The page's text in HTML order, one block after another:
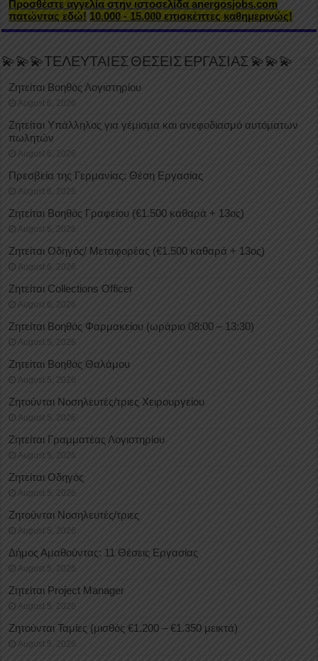
Προσθέστε αγγελία στην ιστοσελίδα anergosjobs.com
πατώντας εδώ! 10.000 - 15.000 επισκέπτες καθημερινώς!
💫💫💫ΤΕΛΕΥΤΑΙΕΣ ΘΕΣΕΙΣ ΕΡΓΑΣΙΑΣ 💫💫💫
Ζητείται Βοηθός Λογιστηρίου
August 6, 2026
Ζητείται Υπάλληλος για γέμισμα και ανεφοδιασμό αυτόματων
πωλητών
August 6, 2026
Πρεσβεία της Γερμανίας: Θέση Εργασίας
August 6, 2026
Ζητείται Βοηθός Γραφείου (€1.500 καθαρά + 13ος)
August 6, 2026
Ζητείται Οδηγός/ Μεταφορέας (€1.500 καθαρά + 13ος)
August 6, 2026
Ζητείται Collections Officer
August 6, 2026
Ζητείται Βοηθός Φαρμακείου (ωράριο 08:00 – 13:30)
August 5, 2026
Ζητείται Βοηθός Θαλάμου
August 5, 2026
Ζητούνται Νοσηλευτές/τριες Χειρουργείου
August 5, 2026
Ζητείται Γραμματέας Λογιστηρίου
August 5, 2026
Ζητείται Οδηγός
August 5, 2026
Ζητούνται Νοσηλευτές/τριες
August 5, 2026
Δήμος Αμαθούντας: 11 Θέσεις Εργασίας
August 5, 2026
Ζητείται Project Manager
August 5, 2026
Ζητούνται Ταμίες (μισθός €1.200 – €1.350 μεικτά)
August 5, 2026